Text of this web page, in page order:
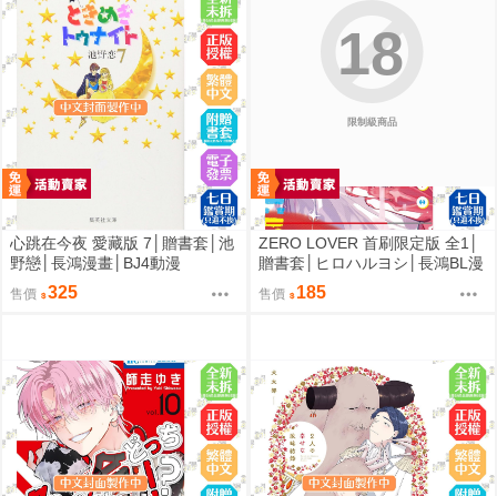
心跳在今夜 愛藏版 7│贈書套│池
野戀│長鴻漫畫│BJ4動漫
售價 325
限制級商品
18
ZERO LOVER 首刷限定版 全1│
贈書套│ヒロハルヨシ│長鴻BL漫
畫│BJ4動漫
售價 185